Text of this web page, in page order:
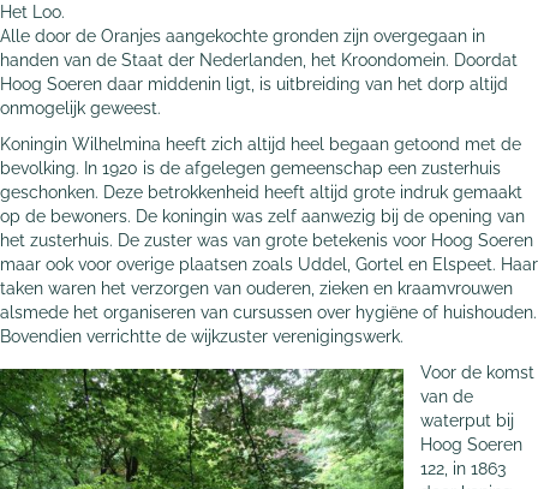
Het Loo.
Alle door de Oranjes aangekochte gronden zijn overgegaan in
handen van de Staat der Nederlanden, het Kroondomein. Doordat
Hoog Soeren daar middenin ligt, is uitbreiding van het dorp altijd
onmogelijk geweest.
Koningin Wilhelmina heeft zich altijd heel begaan getoond met de
bevolking. In 1920 is de afgelegen gemeenschap een zusterhuis
geschonken. Deze betrokkenheid heeft altijd grote indruk gemaakt
op de bewoners. De koningin was zelf aanwezig bij de opening van
het zusterhuis. De zuster was van grote betekenis voor Hoog Soeren
maar ook voor overige plaatsen zoals Uddel, Gortel en Elspeet. Haar
taken waren het verzorgen van ouderen, zieken en kraamvrouwen
alsmede het organiseren van cursussen over hygiëne of huishouden.
Bovendien verrichtte de wijkzuster verenigingswerk.
Voor de komst
van de
waterput bij
Hoog Soeren
122, in 1863